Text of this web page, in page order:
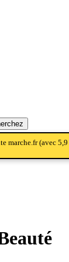
marche.fr (avec